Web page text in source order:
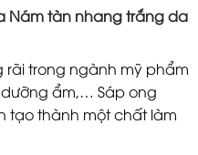
Nám tàn nhang trắng da
rãi trong ngành mỹ phẩm
dưỡng ẩm,… Sáp ong
tạo thành một chất làm